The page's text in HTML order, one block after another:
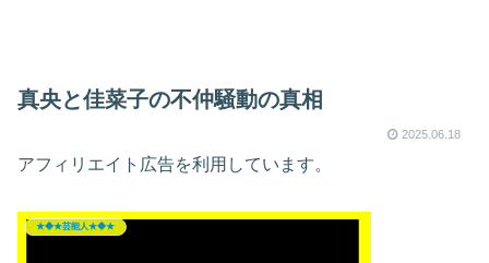
真央と佳菜子の不仲騒動の真相
2025.06.18
アフィリエイト広告を利用しています。
★◆★芸能人★◆★